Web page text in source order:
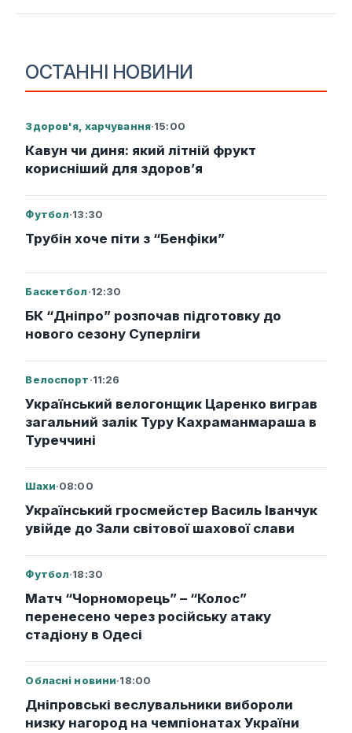
ОСТАННІ НОВИНИ
Здоров'я, харчування·15:00
Кавун чи диня: який літній фрукт
корисніший для здоров’я
Футбол·13:30
Трубін хоче піти з “Бенфіки”
Баскетбол·12:30
БК “Дніпро” розпочав підготовку до
нового сезону Суперліги
Велоспорт·11:26
Український велогонщик Царенко виграв
загальний залік Туру Кахраманмараша в
Туреччині
Шахи·08:00
Український гросмейстер Василь Іванчук
увійде до Зали світової шахової слави
Футбол·18:30
Матч “Чорноморець” – “Колос”
перенесено через російську атаку
стадіону в Одесі
Обласні новини·18:00
Дніпровські веслувальники вибороли
низку нагород на чемпіонатах України